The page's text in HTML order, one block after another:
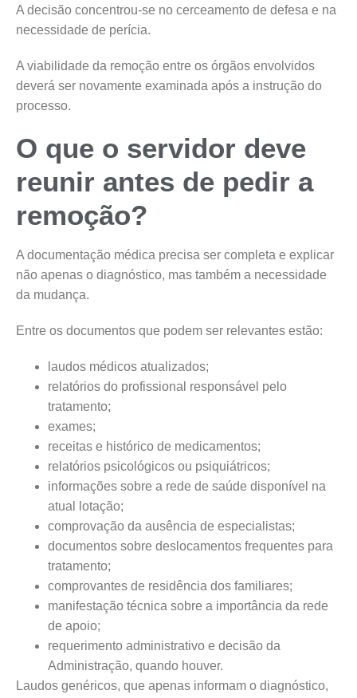
A decisão concentrou-se no cerceamento de defesa e na
necessidade de perícia.
A viabilidade da remoção entre os órgãos envolvidos
deverá ser novamente examinada após a instrução do
processo.
O que o servidor deve
reunir antes de pedir a
remoção?
A documentação médica precisa ser completa e explicar
não apenas o diagnóstico, mas também a necessidade
da mudança.
Entre os documentos que podem ser relevantes estão:
laudos médicos atualizados;
relatórios do profissional responsável pelo
tratamento;
exames;
receitas e histórico de medicamentos;
relatórios psicológicos ou psiquiátricos;
informações sobre a rede de saúde disponível na
atual lotação;
comprovação da ausência de especialistas;
documentos sobre deslocamentos frequentes para
tratamento;
comprovantes de residência dos familiares;
manifestação técnica sobre a importância da rede
de apoio;
requerimento administrativo e decisão da
Administração, quando houver.
Laudos genéricos, que apenas informam o diagnóstico,